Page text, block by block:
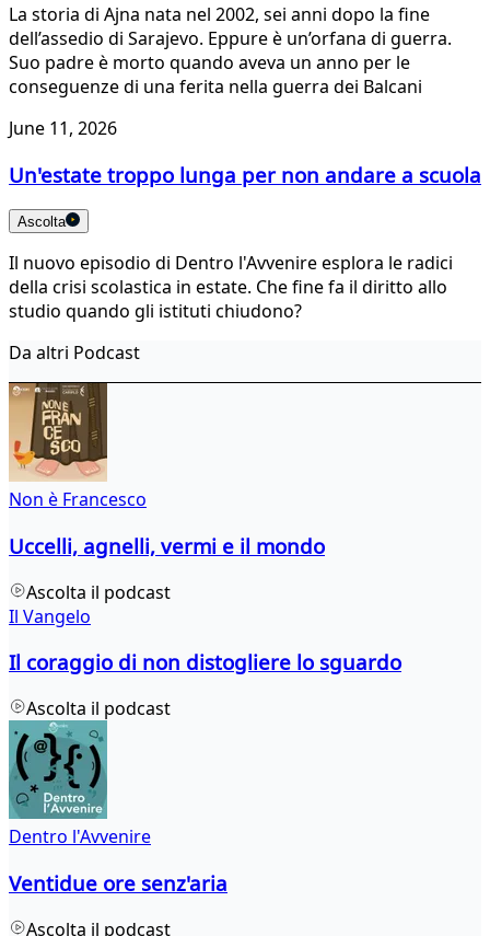
La storia di Ajna nata nel 2002, sei anni dopo la fine
dell’assedio di Sarajevo. Eppure è un’orfana di guerra.
Suo padre è morto quando aveva un anno per le
conseguenze di una ferita nella guerra dei Balcani
June 11, 2026
Un'estate troppo lunga per non andare a scuola
Ascolta
Il nuovo episodio di Dentro l'Avvenire esplora le radici
della crisi scolastica in estate. Che fine fa il diritto allo
studio quando gli istituti chiudono?
Da altri Podcast
Non è Francesco
Uccelli, agnelli, vermi e il mondo
Ascolta il podcast
Il Vangelo
Il coraggio di non distogliere lo sguardo
Ascolta il podcast
Dentro l'Avvenire
Ventidue ore senz'aria
Ascolta il podcast